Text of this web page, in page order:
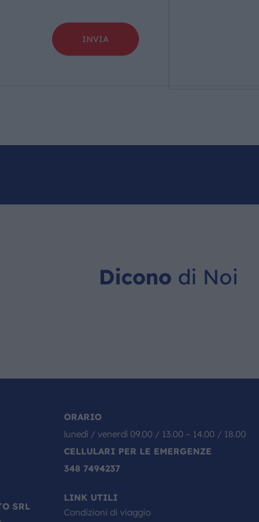
Dicono di Noi
SRL
ORARIO
lunedì / venerdì 09.00 / 13.00 – 14.00 / 18.00
CELLULARI PER LE EMERGENZE
348 7494237
LINK UTILI
Condizioni di viaggio